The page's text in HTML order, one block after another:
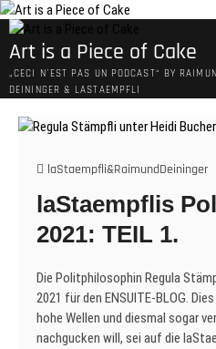
Skip
to
content
Art is a Piece of Cake
„CECI N´EST PAS UN PODCAST“ BY
DEININGER & LASTAEMPFLI
laStaempfli&RaimundDeininger
laStaempflis
2021: TEIL 1.
Die Politphilosophin Regula
2021 für den ENSUITE-BLOG.
hohe Wellen und diesmal sogar
nachgucken will, sei auf die